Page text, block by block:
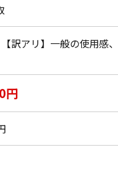
訳アリ】一般の使用感
円